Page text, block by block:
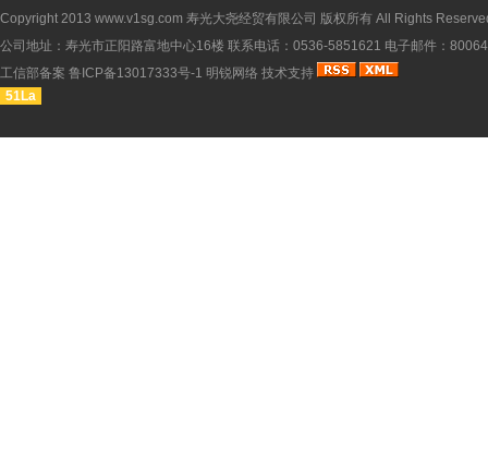
Copyright 2013 www.v1sg.com 寿光大尧经贸有限公司 版权所有 All Rights
公司地址：寿光市正阳路富地中心16楼 联系电话：0536-5851621 电子邮件：
工信部备案 鲁ICP备13017333号-1 明锐网络 技术支持
51La